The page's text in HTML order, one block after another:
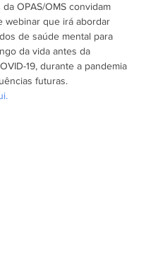
OPAS/OMS convidam
webinar que irá abordar
de saúde mental para
da vida antes da
19, durante a pandemia
futuras.